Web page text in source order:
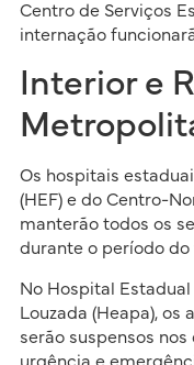
Centro de Serviços
internação
Interior e
Os hospitais
(HEF) e do Centro-
manterão todos os
durante o período
No Hospital
Louzada (Heapa),
serão suspensos
urgência e